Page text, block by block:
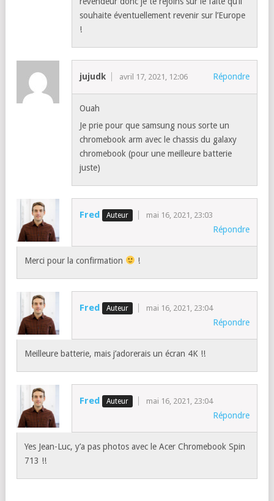
souhaite éventuellement revenir sur l’Europe
!
jujudk avril 17, 2021, 12:06 Répondre
Ouah
Je prie pour que samsung nous sorte un
chromebook arm avec le chassis du galaxy
chromebook (pour une meilleure batterie
juste)
Fred mai 16, 2021, 23:03
Répondre
Merci pour la confirmation !
Fred mai 16, 2021, 23:04
Répondre
Meilleure batterie, mais j’adorerais un écran 4K !!
Fred mai 16, 2021, 23:04
Répondre
Yes Jean-Luc, y’a pas photos avec le Acer Chromebook Spin
713 !!